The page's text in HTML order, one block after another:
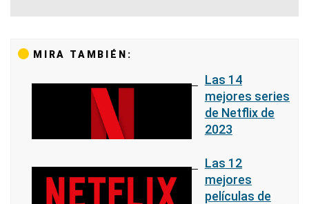
MIRA TAMBIÉN:
Las 14
mejores series
de Netflix de
2023
Las 12
mejores
películas de